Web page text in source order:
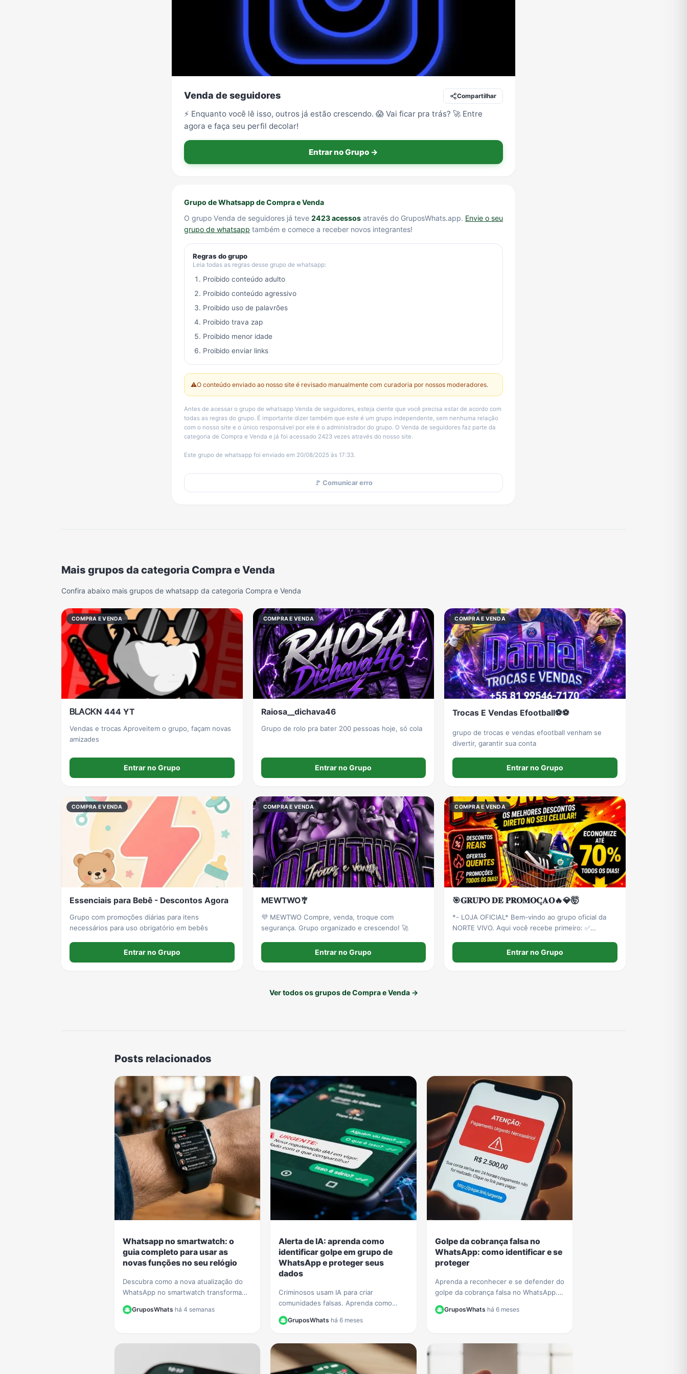
Venda de seguidores Compartilhar
⚡ Enquanto você lê isso, outros já estão crescendo. 😱 Vai ficar pra trás? 🚀 Entre
agora e faça seu perfil decolar!
Entrar no Grupo →
Grupo de Whatsapp de Compra e Venda
O grupo Venda de seguidores já teve 2423 acessos através do GruposWhats.app. Envie o seu
grupo de whatsapp também e comece a receber novos integrantes!
Regras do grupo
Leia todas as regras desse grupo de whatsapp:
Proibido conteúdo adulto
Proibido conteúdo agressivo
Proibido uso de palavrões
Proibido trava zap
Proibido menor idade
Proibido enviar links
⚠️O conteúdo enviado ao nosso site é revisado manualmente com curadoria por nossos moderadores.
Antes de acessar o grupo de whatsapp Venda de seguidores, esteja ciente que você precisa estar de acordo com
todas as regras do grupo. É importante dizer também que este é um grupo independente, sem nenhuma relação
com o nosso site e o único responsável por ele é o administrador do grupo. O Venda de seguidores faz parte da
categoria de Compra e Venda e já foi acessado 2423 vezes através do nosso site.
Este grupo de whatsapp foi enviado em 20/08/2025 às 17:33.
🚩 Comunicar erro
Mais grupos da categoria Compra e Venda
Confira abaixo mais grupos de whatsapp da categoria Compra e Venda
COMPRA E VENDA
ᏴᏞᎪᏟᏦN 444 YT
Vendas e trocas Aproveitem o grupo, façam novas
amizades
Entrar no Grupo
COMPRA E VENDA
Raiosa__dichava46
Grupo de rolo pra bater 200 pessoas hoje, só cola
Entrar no Grupo
COMPRA E VENDA
Trocas E Vendas Efootball⚽⚽
grupo de trocas e vendas efootball venham se
divertir, garantir sua conta
Entrar no Grupo
COMPRA E VENDA
Essenciais para Bebê - Descontos Agora
Grupo com promoções diárias para itens
necessários para uso obrigatório em bebês
Entrar no Grupo
COMPRA E VENDA
MEWTWO🎐
💜 MEWTWO Compre, venda, troque com
segurança. Grupo organizado e crescendo! 🚀
Entrar no Grupo
COMPRA E VENDA
🎯𝐆𝐑𝐔𝐏𝐎 𝐃𝐄 𝐏𝐑𝐎𝐌𝐎𝐂̧𝐀𝐎🔥💎🤯
*- LOJA OFICIAL* Bem-vindo ao grupo oficial da
NORTE VIVO. Aqui você recebe primeiro: ✅
40% OFF* só pra membros ✅ *FRETE GRÁTIS* em
compras ✅ *ESTOQUE LIMITADO* - Edições que
Entrar no Grupo
Ver todos os grupos de Compra e Venda →
Posts relacionados
Whatsapp no smartwatch: o
guia completo para usar as
novas funções no seu relógio
Descubra como a nova atualização do
WhatsApp no smartwatch transforma
mostra como iniciar conversas e
GruposWhats·há 4 semanas
Alerta de IA: aprenda como
identificar golpe em grupo de
WhatsApp e proteger seus
dados
Criminosos usam IA para criar
comunidades falsas. Aprenda como
e proteja seus dados de fraudes
GruposWhats·há 6 meses
Golpe da cobrança falsa no
WhatsApp: como identificar e se
proteger
Aprenda a reconhecer e se defender do
golpe da cobrança falsa no WhatsApp.
seus dados e evitar prejuízos
GruposWhats·há 6 meses